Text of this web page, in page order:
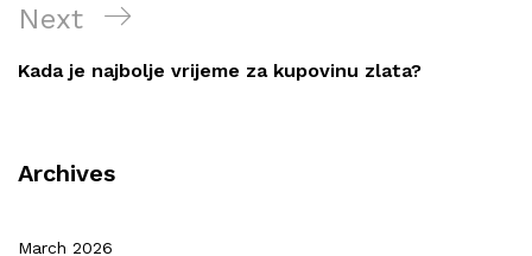
Next
Post
Next
Kada je najbolje vrijeme za kupovinu zlata?
Archives
March 2026